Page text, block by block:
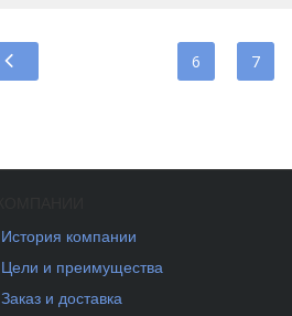
6 7
История компании
Цели и преимущества
Заказ и доставка